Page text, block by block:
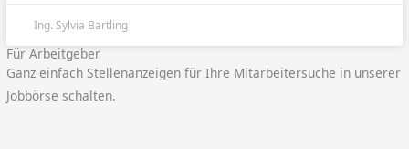
Ing. Sylvia Bartling
Für Arbeitgeber
Ganz einfach Stellenanzeigen für Ihre Mitarbeitersuche in unserer
Jobbörse schalten.